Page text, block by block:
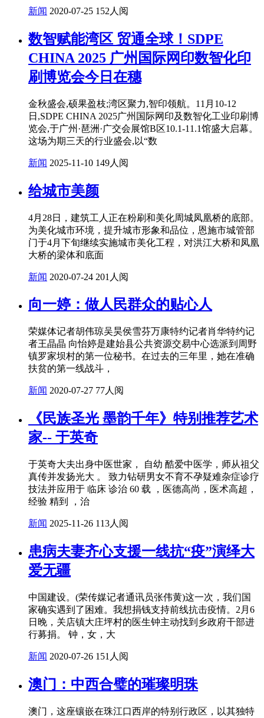
新闻 2020-07-25 152人阅
数智赋能湾区 贸通全球！SDPE
CHINA 2025 广州国际网印数智化印
刷博览会今日在穗
金秋盛会,硕果盈枝;湾区聚力,智印领航。11月10-12
日,SDPE CHINA 2025广州国际网印及数智化工业印刷博
览会,于广州·琶洲·广交会展馆B区10.1-11.1馆盛大启幕。
这场为期三天的行业盛会,以“数
新闻 2025-11-10 149人阅
给城市美颜
4月28日，建筑工人正在粉刷和美化周城凤凰桥的底部。
为美化城市环境，提升城市形象和品位，恩施市城管部
门于4月下旬继续实施城市美化工程，对洪江大桥和凤凰
大桥的梁体和底面
新闻 2020-07-24 201人阅
向一婷：做人民群众的贴心人
荣媒体记者胡伟琼吴昊侯雪芬万康特约记者肖华特约记
者王晶晶 向怡婷是建始县公共资源交易中心选派到周野
镇罗家坝村的第一位秘书。在过去的三年里，她在准确
扶贫的第一线战斗，
新闻 2020-07-27 77人阅
《民族圣光 墨韵千年》特别推荐艺术
家-- 于英奇
于英奇大夫出身中医世家， 自幼 酷爱中医学，师从祖父
真传并发扬光大 。 致力钻研男女不育不孕疑难杂症诊疗
技法并应用于 临床 诊治 60 载 ，医德高尚，医术高超，
经验 精到 ，治
新闻 2025-11-26 113人阅
患病夫妻齐心支援一线抗“疫”演绎大
爱无疆
中国建设。(荣传媒记者通讯员张伟黄)这一次，我们国
家确实遇到了困难。我想捐钱支持前线抗击疫情。2月6
日晚，关店镇大庄坪村的医生钟主动找到乡政府干部进
行募捐。 钟，女，大
新闻 2020-07-26 151人阅
澳门：中西合璧的璀璨明珠
澳门，这座镶嵌在珠江口西岸的特别行政区，以其独特